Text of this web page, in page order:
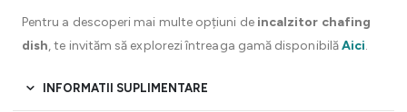
Pentru a descoperi mai multe opțiuni de incalzitor chafing
dish, te invităm să explorezi întreaga gamă disponibilăAici.
INFORMATII SUPLIMENTARE